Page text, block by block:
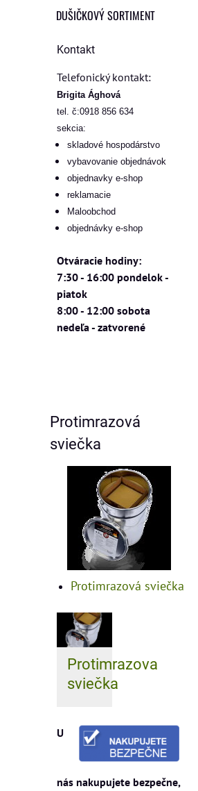
DUŠIČKOVÝ SORTIMENT
Kontakt
Telefonický kontakt:
Brigita Ághová
tel. č:0918 856 634
sekcia:
skladové hospodárstvo
vybavovanie objednávok
objednavky e-shop
reklamacie
Maloobchod
objednávky e-shop
Otváracie hodiny:
7:30 - 16:00 pondelok -
piatok
8:00 - 12:00 sobota
nedeľa - zatvorené
Protimrazová
sviečka
Protimrazová sviečka
Protimrazova
sviečka
U
nás nakupujete bezpečne,